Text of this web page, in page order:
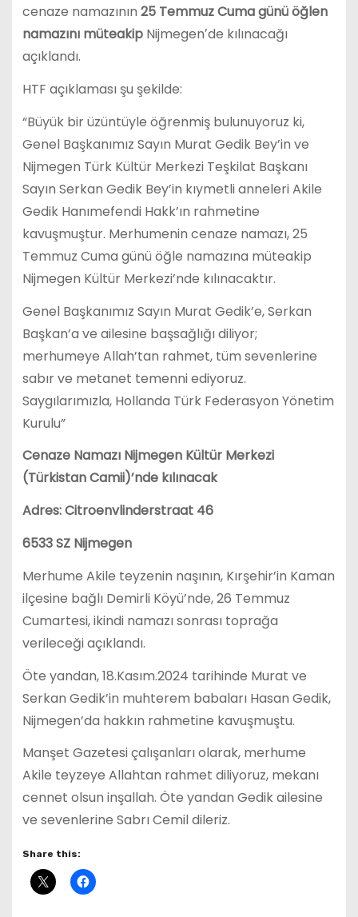
cenaze namazının 25 Temmuz Cuma günü öğlen
namazını müteakipNijmegenʼde kılınacağı
açıklandı.
HTF açıklaması şu şekilde:
“Büyük bir üzüntüyle öğrenmiş bulunuyoruz ki,
Genel Başkanımız Sayın Murat Gedik Bey’in ve
Nijmegen Türk Kültür Merkezi Teşkilat Başkanı
Sayın Serkan Gedik Bey’in kıymetli anneleri Akile
Gedik Hanımefendi Hakk’ın rahmetine
kavuşmuştur. Merhumenin cenaze namazı, 25
Temmuz Cuma günü öğle namazına müteakip
Nijmegen Kültür Merkezi’nde kılınacaktır.
Genel Başkanımız Sayın Murat Gedik’e, Serkan
Başkan’a ve ailesine başsağlığı diliyor;
merhumeye Allah’tan rahmet, tüm sevenlerine
sabır ve metanet temenni ediyoruz.
Saygılarımızla, Hollanda Türk Federasyon Yönetim
Kurulu”
Cenaze Namazı Nijmegen Kültür Merkezi
(Türkistan Camii)’nde kılınacak
Adres: Citroenvlinderstraat 46
6533 SZ Nijmegen
Merhume Akile teyzenin naşının, Kırşehir’in Kaman
ilçesine bağlı Demirli Köyü’nde, 26 Temmuz
Cumartesi, ikindi namazı sonrası toprağa
verileceği açıklandı.
Öte yandan, 18.Kasım.2024 tarihinde Murat ve
Serkan Gedik’in muhterem babaları Hasan Gedik,
Nijmegen’da hakkın rahmetine kavuşmuştu.
Manşet Gazetesi çalışanları olarak, merhume
Akile teyzeye Allahtan rahmet diliyoruz, mekanı
cennet olsun inşallah. Öte yandan Gedik ailesine
ve sevenlerine Sabrı Cemil dileriz.
Share this: